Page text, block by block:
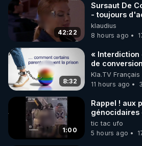
42:22
Sursaut De
- toujours
Dela Du Réel
klaudius
8 hours ago
8:32
« Interdiction
de
Kla.TV Français
11 hours ago
1:00
Rappel ! aux
génocidaires
trump et ses
trumpistes
tic tac ufo
5 hours ago